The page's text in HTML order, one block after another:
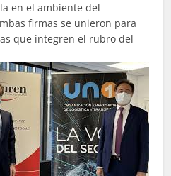
en el ambiente del
firmas se unieron para
que integren el rubro del